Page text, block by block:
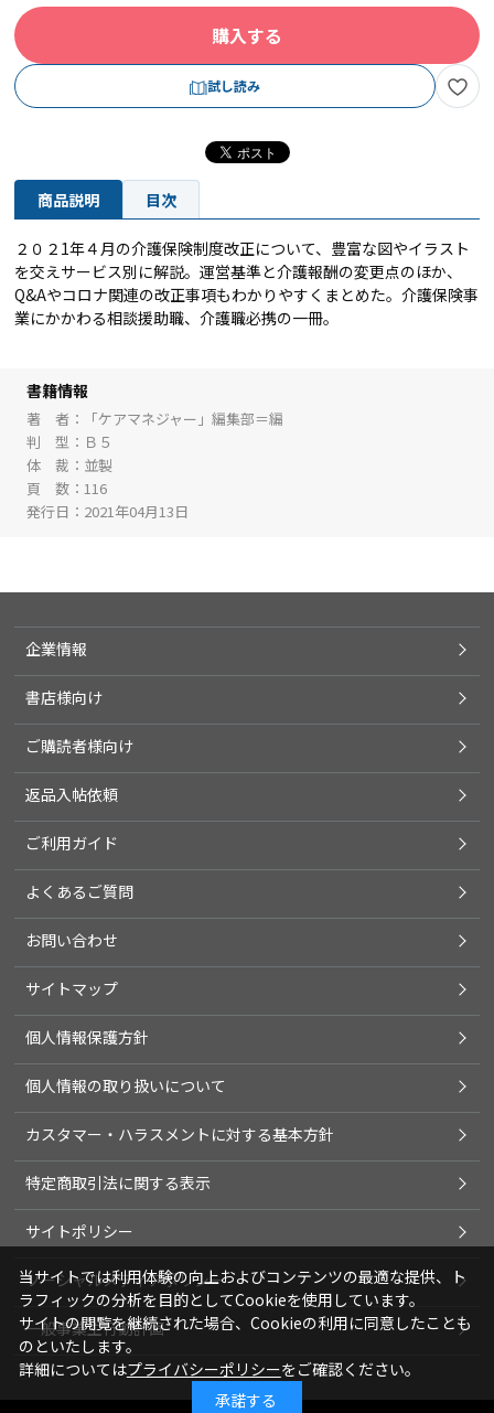
購入する
試し読み
商品説明 目次
２０２1年４月の介護保険制度改正について、豊富な図やイラスト
を交えサービス別に解説。運営基準と介護報酬の変更点のほか、
Q&Aやコロナ関連の改正事項もわかりやすくまとめた。介護保険事
業にかかわる相談援助職、介護職必携の一冊。
書籍情報
著 者
「ケアマネジャー」編集部＝編
判 型
Ｂ５
体 裁
並製
頁 数
116
発行日
2021年04月13日
企業情報
書店様向け
ご購読者様向け
返品入帖依頼
ご利用ガイド
よくあるご質問
お問い合わせ
サイトマップ
個人情報保護方針
個人情報の取り扱いについて
カスタマー・ハラスメントに対する基本方針
特定商取引法に関する表示
サイトポリシー
ソーシャルメディアポリシー
一般事業主行動計画
当サイトでは利用体験の向上およびコンテンツの最適な提供、ト
ラフィックの分析を目的としてCookieを使用しています。
サイトの閲覧を継続された場合、Cookieの利用に同意したことも
のといたします。
詳細についてはプライバシーポリシーをご確認ください。
承諾する